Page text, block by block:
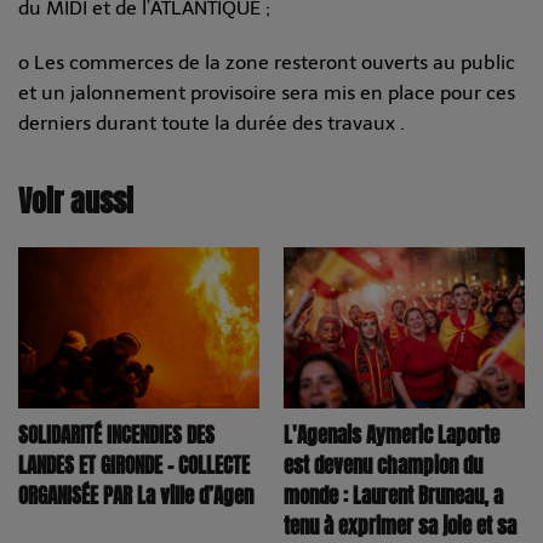
du MIDI et de l’ATLANTIQUE ;
o Les commerces de la zone resteront ouverts au public
et un jalonnement provisoire sera mis en place pour ces
derniers durant toute la durée des travaux .
Voir aussi
SOLIDARITÉ INCENDIES DES
LANDES ET GIRONDE – COLLECTE
ORGANISÉE PAR La ville d’Agen
L'Agenais Aymeric Laporte
est devenu champion du
monde : Laurent Bruneau, a
tenu à exprimer sa joie et sa